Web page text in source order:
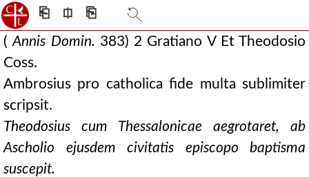
⎗ ⎅ ⎘
(Annis Domin. 383) 2 Gratiano V Et Theodosio
Coss.
Ambrosius pro catholica fide multa sublimiter
scripsit.
Theodosius
cum Thessalonicae aegrotaret, ab
Ascholio ejusdem civitatis episcopo baptisma
suscepit.